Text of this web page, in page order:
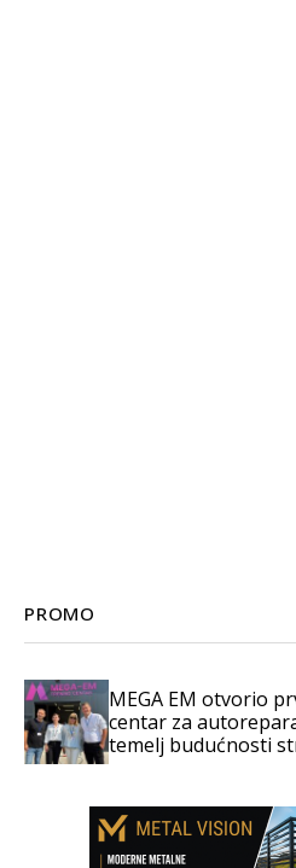
PROMO
MEGA EM otvorio
centar za
temelj budućnosti